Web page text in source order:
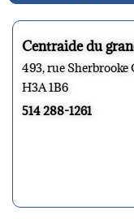
Centraide du
493, rue
H3A 1B6
514 288-1261